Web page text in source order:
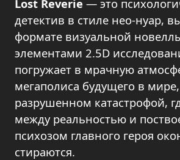
Lost Reverie — это
детектив в стиле нео-нуар,
формате визуальной
элементами 2.5D
погружает в мрачную
мегаполиса будущего в мире,
разрушенном катастрофой,
между реальностью и
психозом главного героя
стираются.